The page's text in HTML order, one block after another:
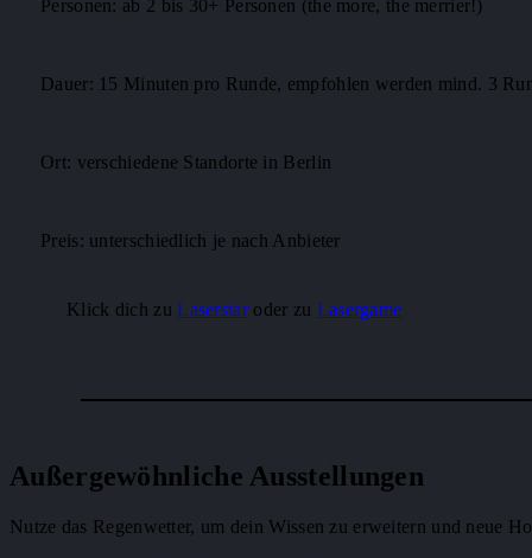
Personen: ab 2 bis 30+ Personen (the more, the merrier!)
Dauer: 15 Minuten pro Runde, empfohlen werden mind. 3
Ort: verschiedene Standorte in Berlin
Preis: unterschiedlich je nach Anbieter
Klick dich zuLaserstaroder zu Lasergame
Außergewöhnliche Ausstellungen
Nutze das Regenwetter, um dein Wissen zu erweitern und neue